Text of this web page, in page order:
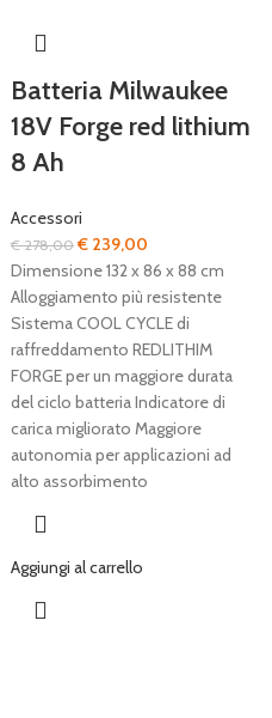
Batteria Milwaukee
18V Forge red lithium
8 Ah
Accessori
€278,00Il
prezzo
originale
era:
€ 278,00.
€ 239,00
prezzo
attuale
è:
€ 239,00.
Dimensione 132 x 86 x 88 cm
Alloggiamento più resistente
Sistema COOL CYCLE di
raffreddamento REDLITHIM
FORGE per un maggiore durata
del ciclo batteria Indicatore di
carica migliorato Maggiore
autonomia per applicazioni ad
alto assorbimento
Aggiungi al carrello